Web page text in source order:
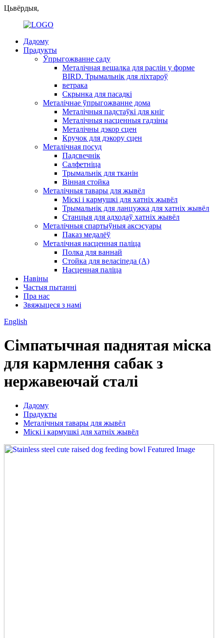
Цьвёрдыя,
Дадому
Прадукты
Ўпрыгожванне саду
Металічная вешалка для раслін у форме
BIRD. Трымальнік для ліхтароў
ветрака
Скрынка для пасадкі
Металічнае ўпрыгожванне дома
Металічныя падстаўкі для кніг
Металічныя насценныя гадзіны
Металічны дэкор сцен
Кручок для дэкору сцен
Металічная посуд
Падсвечнік
Салфетніца
Трымальнік для тканін
Вінная стойка
Металічныя тавары для жывёл
Міскі і кармушкі для хатніх жывёл
Трымальнік для ланцужка для хатніх жывёл
Станцыя для адходаў хатніх жывёл
Металічныя спартыўныя аксэсуары
Паказ медалёў
Металічная насценная паліца
Полка для ваннай
Стойка для веласіпеда (А)
Насценная паліца
Навіны
Частыя пытанні
Пра нас
Звяжыцеся з намі
English
Сімпатычная паднятая міска
для кармлення сабак з
нержавеючай сталі
Дадому
Прадукты
Металічныя тавары для жывёл
Міскі і кармушкі для хатніх жывёл